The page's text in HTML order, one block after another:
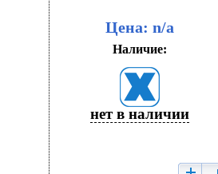
Цена: n/a
Наличие:
нет в наличии